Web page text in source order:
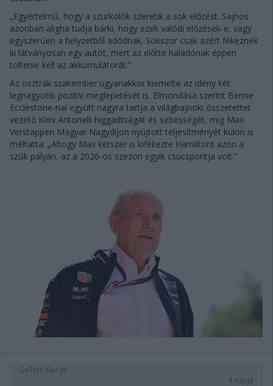
„Egyértelmű, hogy a szurkolók szeretik a sok előzést. Sajnos
azonban aligha tudja bárki, hogy ezek valódi előzések-e, vagy
egyszerűen a helyzetből adódnak. Sokszor csak azért fékeznek
ki látványosan egy autót, mert az előtte haladónak éppen
töltenie kell az akkumulátorát.”
Az osztrák szakember ugyanakkor kiemelte az idény két
legnagyobb pozitív meglepetését is. Elmondása szerint Bernie
Ecclestone-nal együtt nagyra tartja a világbajnoki összetettet
vezető Kimi Antonelli higgadtságát és sebességét, míg Max
Verstappen Magyar Nagydíjon nyújtott teljesítményét külön is
méltatta: „Ahogy Max kétszer is kifékezte Hamiltont azon a
szűk pályán, az a 2026-os szezon egyik csúcspontja volt.”
Gellérfi Gergő
4 napja